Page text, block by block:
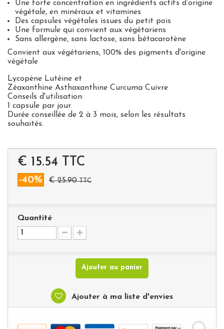
Une forte concentration en ingrédients actifs d’origine
végétale, en minéraux et vitamines
Des capsules végétales issues du petit pois
Une formule qui convient aux végétariens
Sans allergène, sans lactose, sans bétacarotène
Convient aux végétariens, 100% des pigments d'origine
végétale
Lycopène Lutéine et
Zéaxanthine Asthaxanthine Curcuma Cuivre
Conseils d'utilisation:
1 capsule par jour.
Durée conseillée de 2 à 3 mois, selon les résultats
souhaités.
€ 15.54 TTC
-40% € 25.90TTC
Quantité
Ajouter au panier
Ajouter à ma liste d'envies